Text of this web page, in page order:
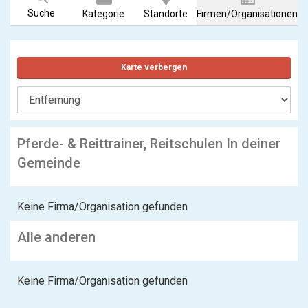
Suche Kategorie Standorte Firmen/Organisationen
Karte verbergen
Pferde- & Reittrainer, Reitschulen In deiner
Gemeinde
Keine Firma/Organisation gefunden
Alle anderen
Keine Firma/Organisation gefunden